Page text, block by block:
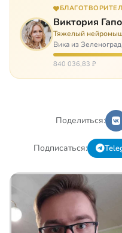
Виктория
Тяжелый
Вика из
будучи в
привыкать к
840 036,83 ₽
Поделиться:
Подписаться: